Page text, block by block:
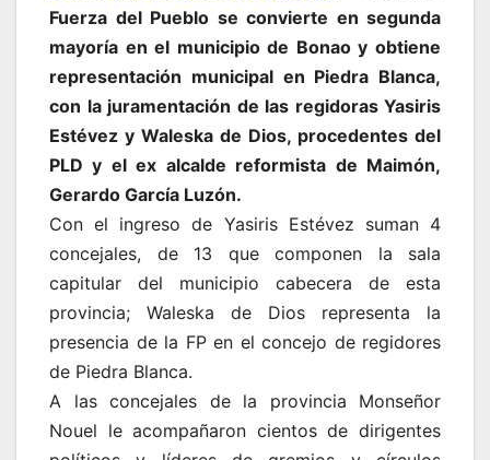
Fuerza del Pueblo se convierte en segunda
mayoría en el municipio de Bonao y obtiene
representación municipal en Piedra Blanca,
con la juramentación de las regidoras Yasiris
Estévez y Waleska de Dios, procedentes del
PLD y el ex alcalde reformista de Maimón,
Gerardo García Luzón.
Con el ingreso de Yasiris Estévez suman 4
concejales, de 13 que componen la sala
capitular del municipio cabecera de esta
provincia; Waleska de Dios representa la
presencia de la FP en el concejo de regidores
de Piedra Blanca.
A las concejales de la provincia Monseñor
Nouel le acompañaron cientos de dirigentes